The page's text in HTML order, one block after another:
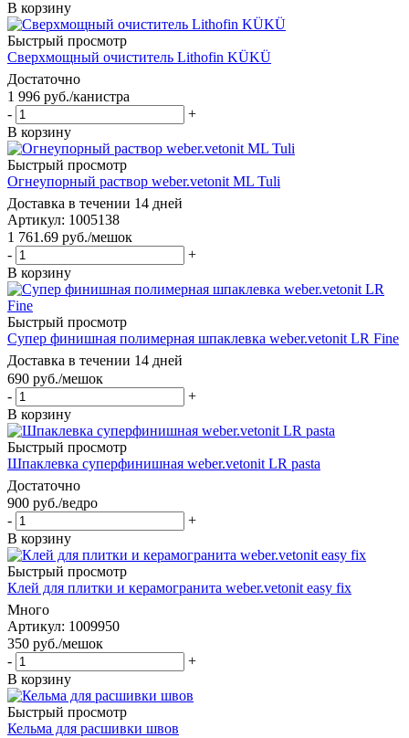
В корзину
Быстрый просмотр
Сверхмощный очиститель Lithofin KÜKÜ
Достаточно
1 996 руб./канистра
-
+
В корзину
Быстрый просмотр
Огнеупорный раствор weber.vetonit ML Tuli
Доставка в течении 14 дней
Артикул: 1005138
1 761.69 руб./мешок
-
+
В корзину
Быстрый просмотр
Cупер финишная полимерная шпаклевка weber.vetonit LR Fine
Доставка в течении 14 дней
690 руб./мешок
-
+
В корзину
Быстрый просмотр
Шпаклевка суперфинишная weber.vetonit LR pasta
Достаточно
900 руб./ведро
-
+
В корзину
Быстрый просмотр
Клей для плитки и керамогранита weber.vetonit easy fix
Много
Артикул: 1009950
350 руб./мешок
-
+
В корзину
Быстрый просмотр
Кельма для расшивки швов